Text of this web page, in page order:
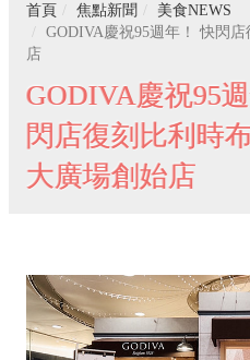
首頁 焦點新聞
美食NEWS
GODIVA慶祝95週年！ 快閃
店
GODIVA慶祝95
閃店復刻比利時
大廣場創始店